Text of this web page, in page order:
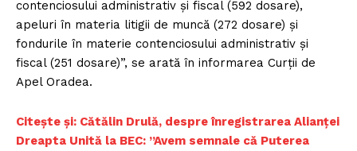
contenciosului administrativ și fiscal (592 dosare),
apeluri în materia litigii de muncă (272 dosare) și
fondurile în materie contenciosului administrativ și
fiscal (251 dosare)”, se arată în informarea Curții de
Apel Oradea.
Citește și: Cătălin Drulă, despre înregistrarea Alianței
Dreapta Unită la BEC: ”Avem semnale că Puterea